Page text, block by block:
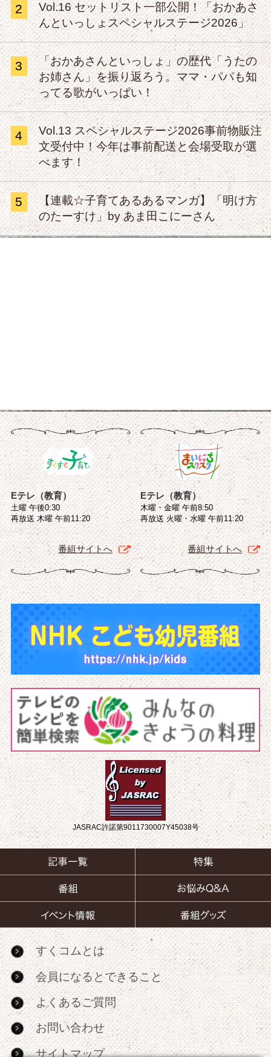
2
Vol.16 セットリスト一部公開！「おかあさ
んといっしょスペシャルステージ2026」
3
「おかあさんといっしょ」の歴代「うたの
お姉さん」を振り返ろう。ママ・パパも知
ってる歌がいっぱい！
4
Vol.13 スペシャルステージ2026事前物販注
文受付中！今年は事前配送と会場受取が選
べます！
5
【連載☆子育てあるあるマンガ】「明け方
のたーすけ」by あま田こにーさん
Eテレ（教育）
土曜 午後0:30
再放送 木曜 午前11:20
番組サイトへ
Eテレ（教育）
木曜・金曜 午前8:50
再放送 火曜・水曜 午前11:20
番組サイトへ
JASRAC許諾第9011730007Y45038号
すくコムとは
会員になるとできること
よくあるご質問
お問い合わせ
サイトマップ